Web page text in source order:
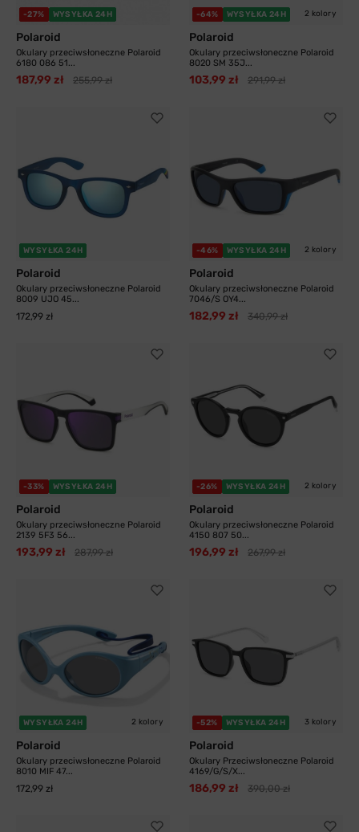
-27% WYSYŁKA 24H
Polaroid
Okulary przeciwsłoneczne Polaroid
6180 086 51...
187,99 zł 255,99 zł
-64% WYSYŁKA 24H 2 kolory
Polaroid
Okulary przeciwsłoneczne Polaroid
8020 SM 35J...
103,99 zł 291,99 zł
WYSYŁKA 24H
Polaroid
Okulary przeciwsłoneczne Polaroid
8009 UJO 45...
172,99 zł
-46% WYSYŁKA 24H 2 kolory
Polaroid
Okulary przeciwsłoneczne Polaroid
7046/S OY4...
182,99 zł 340,99 zł
-33% WYSYŁKA 24H
Polaroid
Okulary przeciwsłoneczne Polaroid
2139 5F3 56...
193,99 zł 287,99 zł
-26% WYSYŁKA 24H 2 kolory
Polaroid
Okulary przeciwsłoneczne Polaroid
4150 807 50...
196,99 zł 267,99 zł
WYSYŁKA 24H 2 kolory
Polaroid
Okulary przeciwsłoneczne Polaroid
8010 MIF 47...
172,99 zł
-52% WYSYŁKA 24H 3 kolory
Polaroid
Okulary Przeciwsłoneczne Polaroid
4169/G/S/X...
186,99 zł 390,00 zł